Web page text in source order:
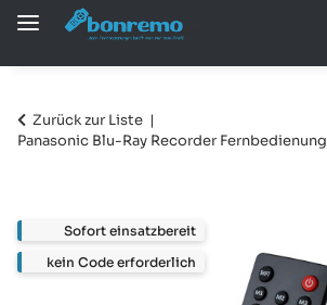
Zurück zur Liste
Panasonic Blu-Ray Recorder Fernbedienung